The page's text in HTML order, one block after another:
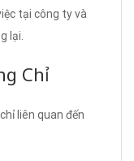
tại công ty và
lại.
Chỉ
liên quan đến